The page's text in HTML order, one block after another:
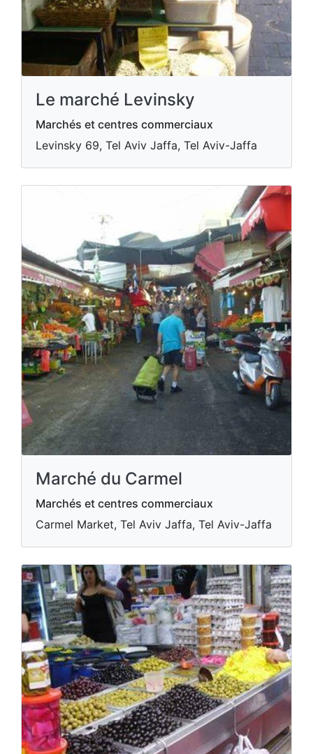
Le marché Levinsky
Marchés et centres commerciaux
Levinsky 69, Tel Aviv Jaffa, Tel Aviv-Jaffa
Marché du Carmel
Marchés et centres commerciaux
Carmel Market, Tel Aviv Jaffa, Tel Aviv-Jaffa